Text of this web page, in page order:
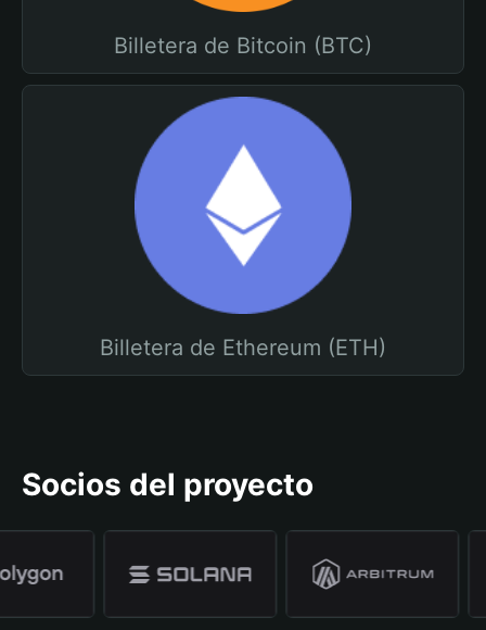
Billetera de Bitcoin (BTC)
Billetera de Ethereum (ETH)
Socios del proyecto